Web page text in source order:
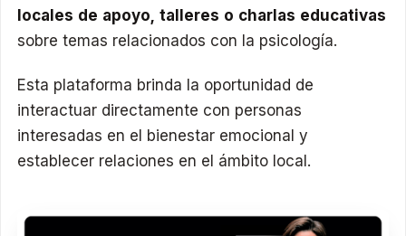
locales de apoyo, talleres o charlas educativas
sobre temas relacionados con la psicología.
Esta plataforma brinda la oportunidad de
interactuar directamente con personas
interesadas en el bienestar emocional y
establecer relaciones en el ámbito local.